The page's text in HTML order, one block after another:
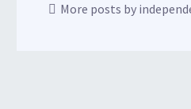
More posts by